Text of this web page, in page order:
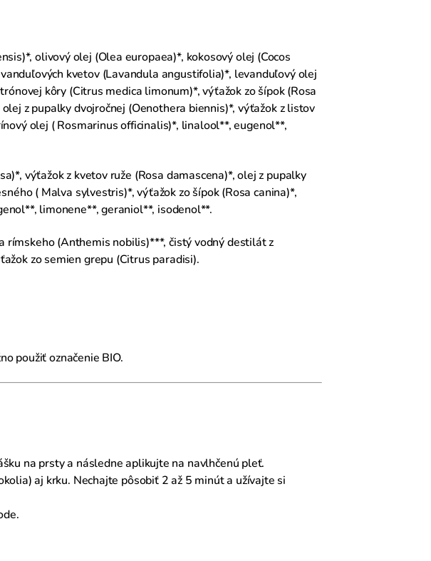
olivový olej (Olea europaea)*, kokosový olej (Cocos
kvetov (Lavandula angustifolia)*, levanduľový olej
kôry (Citrus medica limonum)*, výťažok zo šípok (Rosa
z pupalky dvojročnej (Oenothera biennis)*, výťažok z listov
olej ( Rosmarinus officinalis)*, linalool**, eugenol**,
výťažok z kvetov ruže (Rosa damascena)*, olej z pupalky
( Malva sylvestris)*, výťažok zo šípok (Rosa canina)*,
limonene**, geraniol**, isodenol**.
rímskeho (Anthemis nobilis)***, čistý vodný destilát z
zo semien grepu (Citrus paradisi).
použiť označenie BIO.
na prsty a následne aplikujte na navlhčenú pleť.
aj krku. Nechajte pôsobiť 2 až 5 minút a užívajte si